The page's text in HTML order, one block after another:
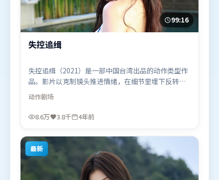
99:16
失控追缉
失控追缉（2021）是一部中国台湾出品的动作类型作
品。影片以克制镜头推进情绪，在细节里埋下反转，
直至最后一刻才揭开谜底。类型元素被重新组合，既
致敬经典也尝试突破套路。由陈凯歌执导，白宇、迪
皮卡·帕度柯妮、咏梅，胡歌、秦海璐等联袂出演。
上线，适合喜欢动作题材的观众观看。
动作剧场
8.6万 3.8千 4年前
最新